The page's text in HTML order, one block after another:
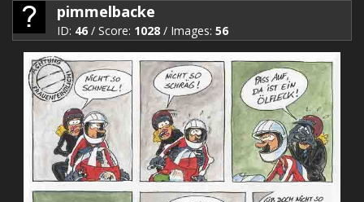
pimmelbacke
ID: 46 / Score: 1028 / Images: 56